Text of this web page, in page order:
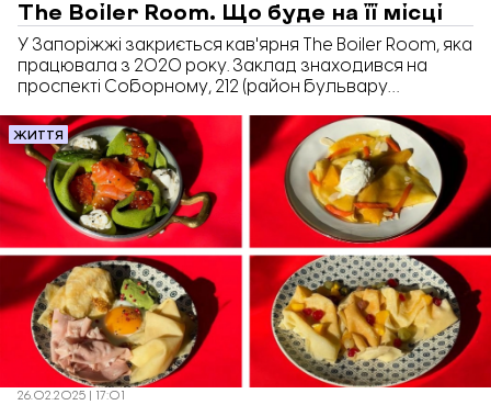
The Boiler Room. Що буде на її місці
У Запоріжжі закриється кав'ярня The Boiler Room, яка
працювала з 2020 року. Заклад знаходився на
проспекті Соборному, 212 (район бульвару
червня.
ЖИТТЯ
26.02.2025 | 17:01